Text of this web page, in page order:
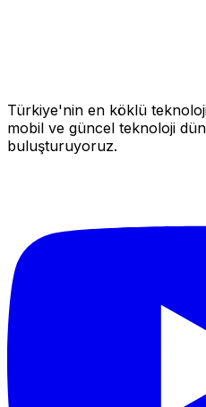
Türkiye'nin en köklü
mobil ve güncel teknoloji
buluşturuyoruz.